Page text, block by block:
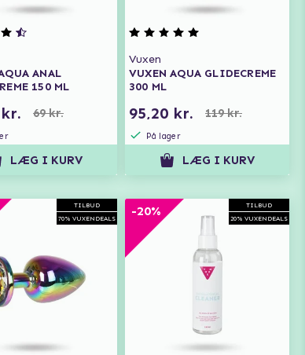
ANAL
150 ML
69 kr.
LÆG I KURV
Vuxen
VUXEN AQUA GLIDECREME
300 ML
95,20 kr. 119 kr.
På lager
LÆG I KURV
TILBUD
70% VUXENDEALS
TILBUD
20% VUXENDEALS
-20%